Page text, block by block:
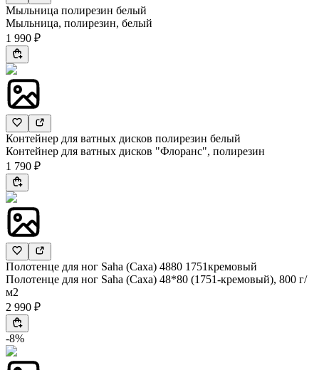
Мыльница полирезин белый
Мыльница, полирезин, белый
1 990 ₽
Контейнер для ватных дисков полирезин белый
Контейнер для ватных дисков "Флоранс", полирезин
1 790 ₽
Полотенце для ног Saha (Саха) 4880 1751кремовый
Полотенце для ног Saha (Саха) 48*80 (1751-кремовый), 800 г/
м2
2 990 ₽
-8%